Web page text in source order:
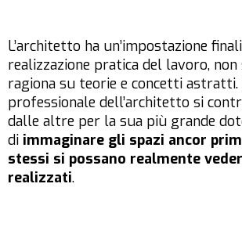
L’architetto ha un’impostazione
realizzazione pratica del lavoro, non
ragiona su teorie e concetti
professionale dell’architetto si
dalle altre per la sua più grande
di immaginare gli spazi ancor
stessi si possano realmente
realizzati.